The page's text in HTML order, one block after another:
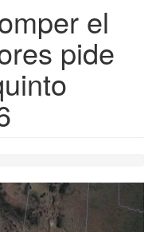
el
pide